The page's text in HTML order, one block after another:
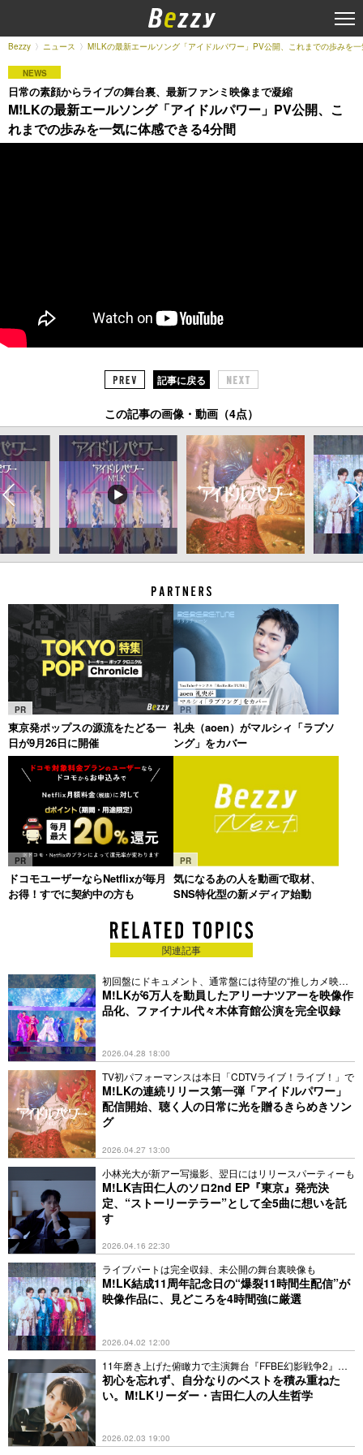
Bezzy ニュース M!LKの最新エールソング「アイドルパワー」PV公開、これまでの歩みを
NEWS
日常の素顔からライブの舞台裏、最新ファンミ映像まで凝縮
M!LKの最新エールソング「アイドルパワー」PV公開、こ
れまでの歩みを一気に体感できる4分間
記事に戻る
この記事の画像・動画（4点）
PR
東京発ポップスの源流をたどる一
日が9月26日に開催
PR
礼央（aoen）がマルシィ「ラブソ
ング」をカバー
PR
ドコモユーザーならNetflixが毎月
お得！すでに契約中の方も
PR
気になるあの人を動画で取材、
SNS特化型の新メディア始動
関連記事
初回盤にドキュメント、通常盤には待望の“推しカメ映
像”も
M!LKが6万人を動員したアリーナツアーを映像作
品化、ファイナル代々木体育館公演を完全収録
2026.04.28 18:00
TV初パフォーマンスは本日「CDTVライブ！ライブ！」で
M!LKの連続リリース第一弾「アイドルパワー」
配信開始、聴く人の日常に光を贈るきらめきソン
グ
2026.04.27 13:00
小林光大が新アー写撮影、翌日にはリリースパーティーも
M!LK吉田仁人のソロ2nd EP『東京』発売決
定、“ストーリーテラー”として全5曲に想いを託
す
2026.04.16 22:30
ライブパートは完全収録、未公開の舞台裏映像も
M!LK結成11周年記念日の“爆裂11時間生配信”が
映像作品に、見どころを4時間強に厳選
2026.04.02 12:00
11年磨き上げた俯瞰力で主演舞台『FFBE幻影戦争2』に
挑む
初心を忘れず、自分なりのベストを積み重ねた
い。M!LKリーダー・吉田仁人の人生哲学
2026.02.03 19:00